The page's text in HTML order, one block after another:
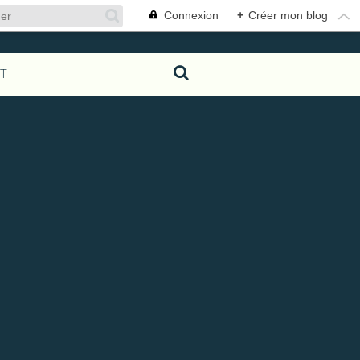
Connexion + Créer mon blog